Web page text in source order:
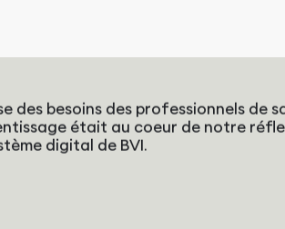
des besoins des professionnels de
était au coeur de notre
digital de BVI.